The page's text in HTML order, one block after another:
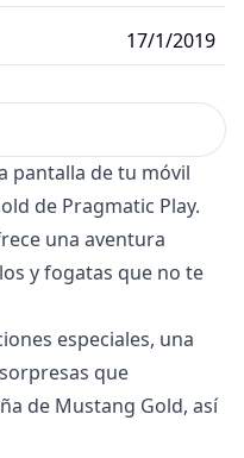
17/1/2019
pantalla de tu móvil
de Pragmatic Play.
una aventura
y fogatas que no te
especiales, una
que
de Mustang Gold, así